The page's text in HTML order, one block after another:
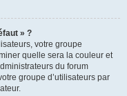
» ?
votre groupe
quelle sera la couleur et
du forum
groupe d’utilisateurs par